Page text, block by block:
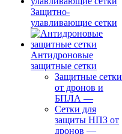
Защитно-
улавливающие сетки
Антидроновые
защитные сетки
Защитные сетки
от дронов и
БПЛА —
Сетки для
защиты НПЗ от
дронов —